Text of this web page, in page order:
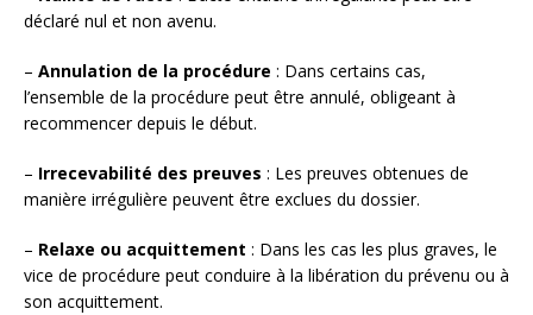
déclaré nul et non avenu.
– Annulation de la procédure : Dans certains cas,
l’ensemble de la procédure peut être annulé, obligeant à
recommencer depuis le début.
– Irrecevabilité des preuves : Les preuves obtenues de
manière irrégulière peuvent être exclues du dossier.
– Relaxe ou acquittement : Dans les cas les plus graves, le
vice de procédure peut conduire à la libération du prévenu ou à
son acquittement.